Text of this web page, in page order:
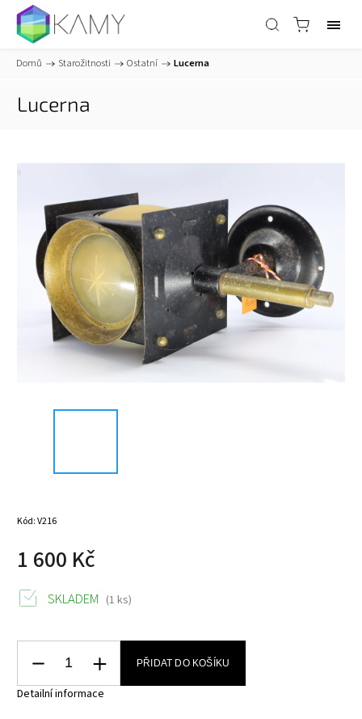
Domů / Starožitnosti / Ostatní / Lucerna
Lucerna
Kód:V216
1 600 Kč
SKLADEM (1 ks)
PŘIDAT DO KOŠÍKU
Detailní informace